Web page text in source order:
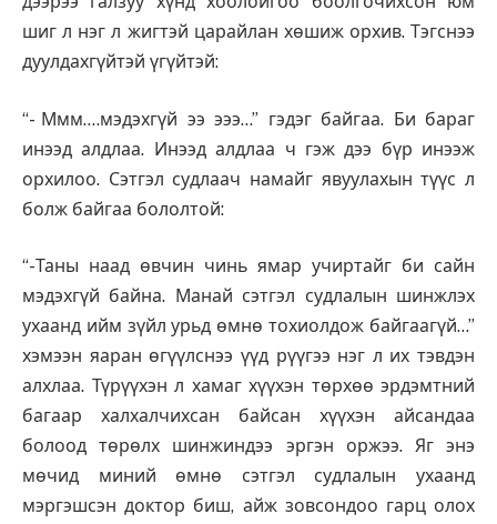
шиг л нэг л жигтэй царайлан хөшиж орхив. Тэгснээ
дуулдахгүйтэй үгүйтэй:
“- Ммм….мэдэхгүй ээ эээ…” гэдэг байгаа. Би бараг
инээд алдлаа. Инээд алдлаа ч гэж дээ бүр инээж
орхилоо. Сэтгэл судлаач намайг явуулахын түүс л
болж байгаа бололтой:
“-Таны наад өвчин чинь ямар учиртайг би сайн
мэдэхгүй байна. Манай сэтгэл судлалын шинжлэх
ухаанд ийм зүйл урьд өмнө тохиолдож байгаагүй…”
хэмээн яаран өгүүлснээ үүд рүүгээ нэг л их тэвдэн
алхлаа. Түрүүхэн л хамаг хүүхэн төрхөө эрдэмтний
багаар халхалчихсан байсан хүүхэн айсандаа
болоод төрөлх шинжиндээ эргэн оржээ. Яг энэ
мөчид миний өмнө сэтгэл судлалын ухаанд
мэргэшсэн доктор биш, айж зовсондоо гарц олох